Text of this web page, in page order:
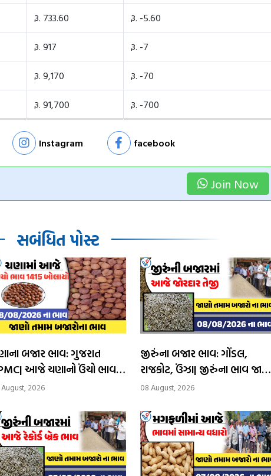
રૂ. 733.60 રૂ. -5.60
રૂ. 917 રૂ. -7
રૂ. 9,170 રૂ. -70
રૂ. 91,700 રૂ. -700
Instagram facebook
Join Now
સબંધિત પોસ્ટ
બજાર ભાવ: ગુજરાત
આજે ચણાનો ઉંચો ભાવ
રૂપિયા બોલાયો
2026
જીરુંના બજાર ભાવ: ગોંડલ,
રાજકોટ, ઉંઝા| જીરુંના ભાવ જાણી
વેચાણ કરો
08 August, 2026